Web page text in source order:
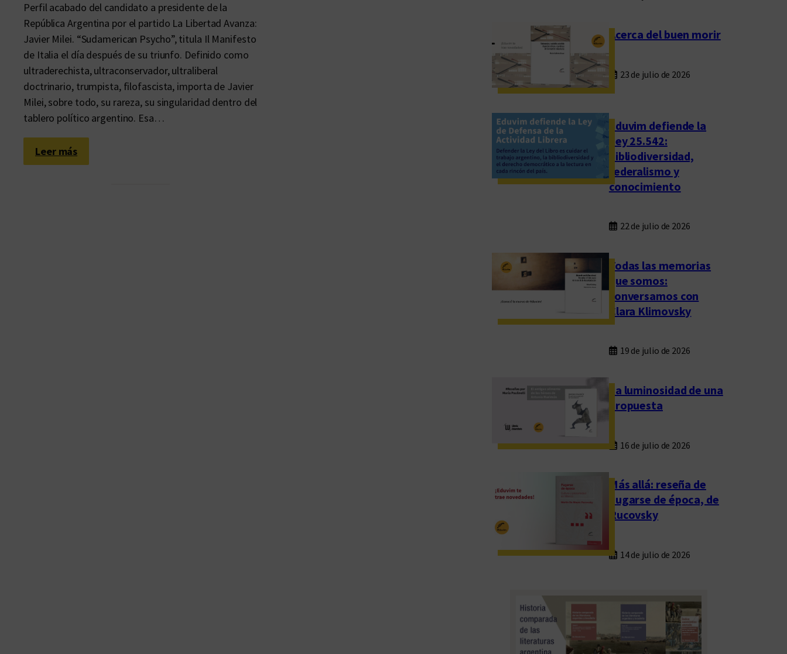
Perfil acabado del candidato a presidente de la
República Argentina por el partido La Libertad Avanza:
Javier Milei. “Sudamerican Psycho”, titula Il Manifesto
de Italia el día después de su triunfo. Definido como
ultraderechista, ultraconservador, ultraliberal
doctrinario, trumpista, filofascista, importa de Javier
Milei, sobre todo, su rareza, su singularidad dentro del
tablero político argentino. Esa…
Leer más:
C
Acerca del buen morir
23 de julio de 2026
Eduvim defiende la
Ley 25.542:
bibliodiversidad,
federalismo y
conocimiento
22 de julio de 2026
Todas las memorias
que somos:
conversamos con
Clara Klimovsky
19 de julio de 2026
La luminosidad de una
propuesta
16 de julio de 2026
Más allá: reseña de
Fugarse de época, de
Rucovsky
14 de julio de 2026